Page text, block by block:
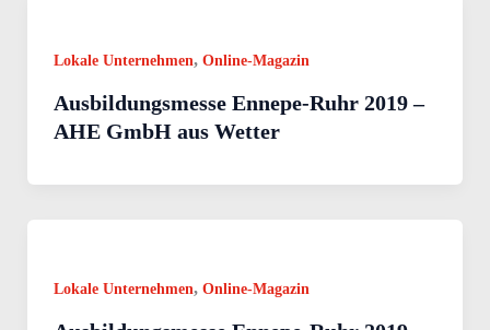
Lokale Unternehmen, Online-Magazin
Ausbildungsmesse Ennepe-Ruhr 2019 –
AHE GmbH aus Wetter
Lokale Unternehmen, Online-Magazin